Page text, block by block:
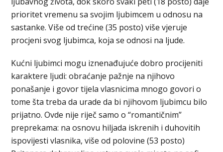
prioritet vremenu sa svojim ljubimcem u odnosu na
sastanke. Više od trećine (35 posto) više vjeruje
procjeni svog ljubimca, koja se odnosi na ljude.
Kućni ljubimci mogu iznenađujuće dobro procijeniti
karaktere ljudi: obraćanje pažnje na njihovo
ponašanje i govor tijela vlasnicima mnogo govori o
tome šta treba da urade da bi njihovom ljubimcu bilo
prijatno. Ovde nije riječ samo o “romantičnim”
preprekama: na osnovu hiljada iskrenih i duhovitih
ispovijesti vlasnika, više od polovine (53 posto)